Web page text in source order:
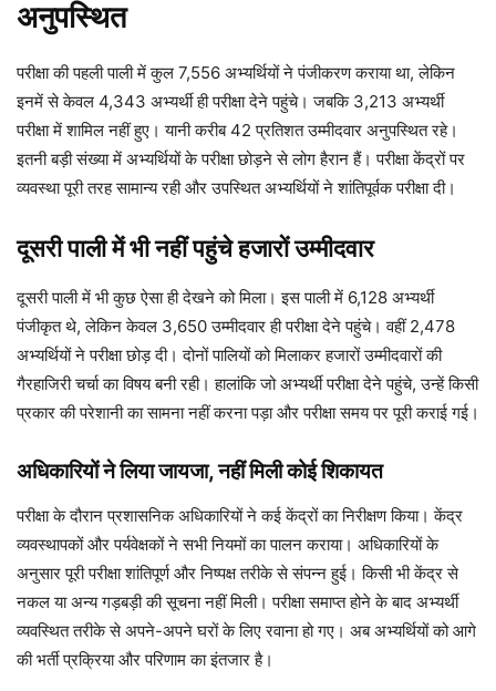
अनुपस्थित
परीक्षा की पहली पाली में कुल 7,556 अभ्यर्थियों ने पंजीकरण कराया था, लेकिन
इनमें से केवल 4,343 अभ्यर्थी ही परीक्षा देने पहुंचे। जबकि 3,213 अभ्यर्थी
परीक्षा में शामिल नहीं हुए। यानी करीब 42 प्रतिशत उम्मीदवार अनुपस्थित रहे।
इतनी बड़ी संख्या में अभ्यर्थियों के परीक्षा छोड़ने से लोग हैरान हैं। परीक्षा केंद्रों पर
व्यवस्था पूरी तरह सामान्य रही और उपस्थित अभ्यर्थियों ने शांतिपूर्वक परीक्षा दी।
दूसरी पाली में भी नहीं पहुंचे हजारों उम्मीदवार
दूसरी पाली में भी कुछ ऐसा ही देखने को मिला। इस पाली में 6,128 अभ्यर्थी
पंजीकृत थे, लेकिन केवल 3,650 उम्मीदवार ही परीक्षा देने पहुंचे। वहीं 2,478
अभ्यर्थियों ने परीक्षा छोड़ दी। दोनों पालियों को मिलाकर हजारों उम्मीदवारों की
गैरहाजिरी चर्चा का विषय बनी रही। हालांकि जो अभ्यर्थी परीक्षा देने पहुंचे, उन्हें किसी
प्रकार की परेशानी का सामना नहीं करना पड़ा और परीक्षा समय पर पूरी कराई गई।
अधिकारियों ने लिया जायजा, नहीं मिली कोई शिकायत
परीक्षा के दौरान प्रशासनिक अधिकारियों ने कई केंद्रों का निरीक्षण किया। केंद्र
व्यवस्थापकों और पर्यवेक्षकों ने सभी नियमों का पालन कराया। अधिकारियों के
अनुसार पूरी परीक्षा शांतिपूर्ण और निष्पक्ष तरीके से संपन्न हुई। किसी भी केंद्र से
नकल या अन्य गड़बड़ी की सूचना नहीं मिली। परीक्षा समाप्त होने के बाद अभ्यर्थी
व्यवस्थित तरीके से अपने-अपने घरों के लिए रवाना हो गए। अब अभ्यर्थियों को आगे
की भर्ती प्रक्रिया और परिणाम का इंतजार है।